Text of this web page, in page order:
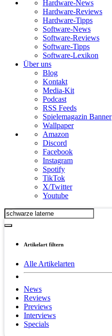
Hardware-News
Hardware-Reviews
Hardware-Tipps
Software-News
Software-Reviews
Software-Tipps
Software-Lexikon
Über uns
Blog
Kontakt
Media-Kit
Podcast
RSS Feeds
Spielemagazin Banner
Wallpaper
Amazon
Discord
Facebook
Instagram
Spotify
TikTok
X/Twitter
Youtube
Artikelart filtern
Alle Artikelarten
News
Reviews
Previews
Interviews
Specials